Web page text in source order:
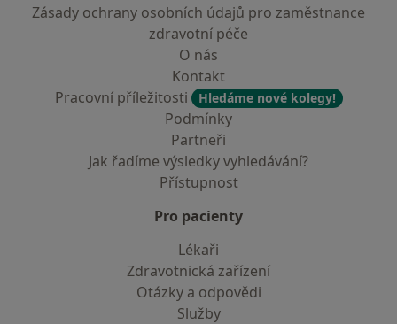
Zásady ochrany osobních údajů pro zaměstnance
zdravotní péče
O nás
Kontakt
Pracovní příležitosti
Hledáme nové kolegy!
Podmínky
Partneři
Jak řadíme výsledky vyhledávání?
Přístupnost
Pro pacienty
Lékaři
Zdravotnická zařízení
Otázky a odpovědi
Služby